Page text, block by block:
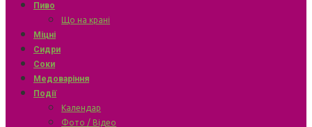
Пиво
Що на крані
Міцні
Сидри
Соки
Медоваріння
Події
Календар
Фото / Відео